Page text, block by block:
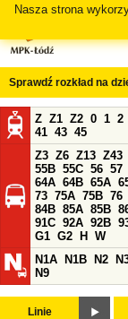
Nasza strona
Sprawdź rozkład na
Z Z1 Z2 0 1 2
41 43 45
Z3 Z6 Z13 Z43
55B 55C 56 57
64A 64B 65A
73 75A 75B 76
84B 85A 85B
91C 92A 92B
G1 G2 H
W
N1A
N1B N2
N9
Linie